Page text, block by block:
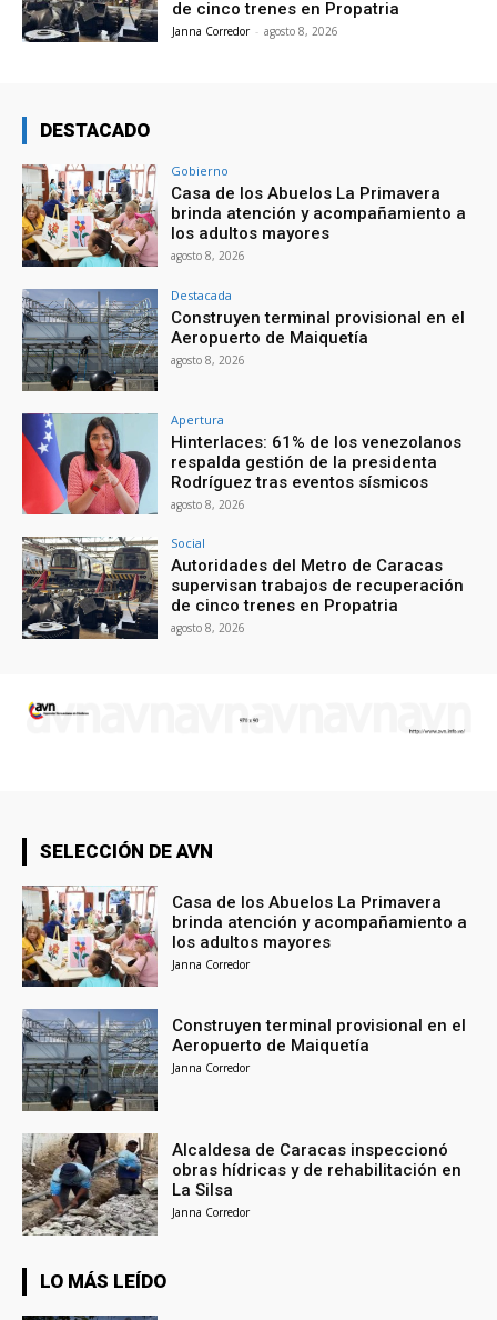
de cinco trenes en Propatria
Janna Corredor - agosto 8, 2026
DESTACADO
Gobierno
Casa de los Abuelos La Primavera
brinda atención y acompañamiento a
los adultos mayores
agosto 8, 2026
Destacada
Construyen terminal provisional en el
Aeropuerto de Maiquetía
agosto 8, 2026
Apertura
Hinterlaces: 61% de los venezolanos
respalda gestión de la presidenta
Rodríguez tras eventos sísmicos
agosto 8, 2026
Social
Autoridades del Metro de Caracas
supervisan trabajos de recuperación
de cinco trenes en Propatria
agosto 8, 2026
SELECCIÓN DE AVN
Casa de los Abuelos La Primavera
brinda atención y acompañamiento a
los adultos mayores
Janna Corredor
Construyen terminal provisional en el
Aeropuerto de Maiquetía
Janna Corredor
Alcaldesa de Caracas inspeccionó
obras hídricas y de rehabilitación en
La Silsa
Janna Corredor
LO MÁS LEÍDO